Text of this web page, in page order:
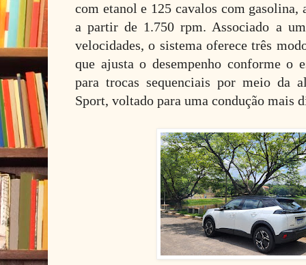
com etanol e 125 cavalos com
a partir de 1.750 rpm. Associado a
velocidades, o sistema oferece três
que ajusta o desempenho conforme o
para trocas sequenciais por meio da
Sport, voltado para uma condução mais